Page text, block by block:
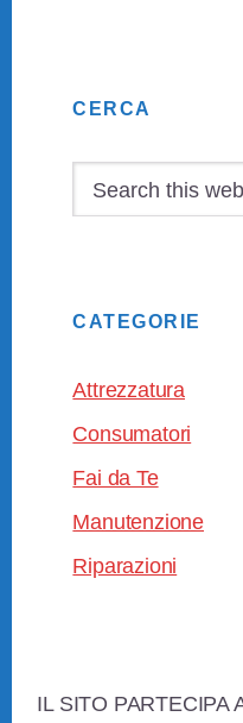
Sidebar
CERCA
CATEGORIE
Attrezzatura
Consumatori
Fai da Te
Manutenzione
Riparazioni
IL SITO PARTECIPA